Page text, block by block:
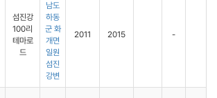
섬진강
100리
테마로
드
남도
하동
군 화
개면
일원
섬진
강변
2011 2015 -